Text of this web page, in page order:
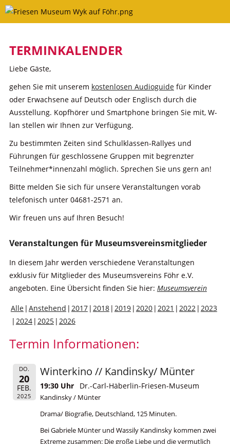
Skip
TERMINKALENDER
Liebe Gäste,
gehen Sie mit unserem kostenlosen Audioguidefür Kinder
oder Erwachsene auf Deutsch oder Englisch durch die
Ausstellung. Kopfhörer und Smartphone bringen Sie mit, W-
lan stellen wir Ihnen zur Verfügung.
Zu bestimmten Zeiten sind Schulklassen-Rallyes und
Führungen für geschlossene Gruppen mit begrenzter
Teilnehmer*innenzahl möglich. Sprechen Sie uns gern an!
Bitte melden Sie sich für unsere Veranstaltungen vorab
telefonisch unter 04681-2571 an.
Wir freuen uns auf Ihren Besuch!
Veranstaltungen für Museumsvereinsmitglieder
In diesem Jahr werden verschiedene Veranstaltungen
exklusiv für Mitglieder des Museumsvereins Föhr e.V.
angeboten. Eine Übersicht finden Sie hier: Museumsverein
Alle Anstehend 2017 2018 2019 2020 2021 2022
2023
2024 2025 2026
Termin Informationen:
DO.
20
FEB.
2025
Winterkino // Kandinsky/ Münter
19:30 Uhr Dr.-Carl-Häberlin-Friesen-Museum
Kandinsky / Münter
Drama/ Biografie, Deutschland, 125 Minuten.
Bei Gabriele Münter und Wassily Kandinsky kommen zwei
Extreme zusammen: Die große Liebe und die vermutlich